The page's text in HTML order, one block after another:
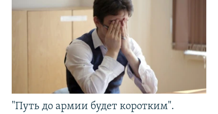
"Путь до армии будет коротким".